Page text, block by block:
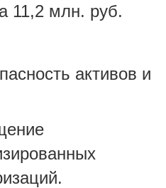
11,2 млн. руб.
активов и